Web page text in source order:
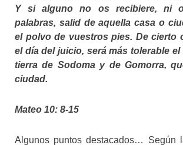
Y si alguno no os recibiere, ni
palabras, salid de aquella casa o
el polvo de vuestros pies. De cierto
el día del juicio, será más tolerable
tierra de Sodoma y de Gomorra,
ciudad.
Mateo 10: 8-15
Algunos puntos destacados… Según